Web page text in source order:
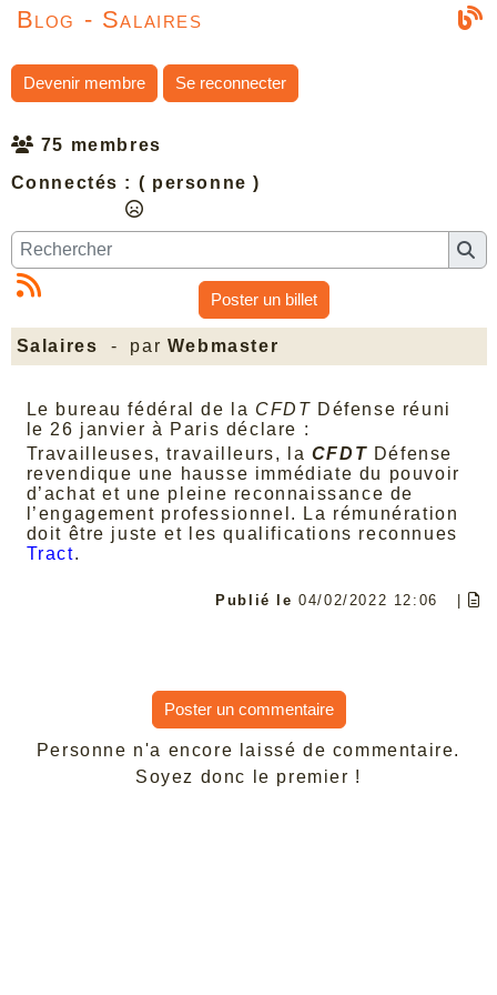
Blog - Salaires
Devenir membre Se reconnecter
75 membres
Connectés : ( personne )
Poster un billet
Salaires - par Webmaster
Le bureau fédéral de la CFDT Défense réuni
le 26 janvier à Paris déclare :
Travailleuses, travailleurs, la CFDT Défense
revendique une hausse immédiate du pouvoir
d’achat et une pleine reconnaissance de
l’engagement professionnel. La rémunération
doit être juste et les qualifications reconnues
Tract.
Publié le04/02/2022 12:06 |
Poster un commentaire
Personne n'a encore laissé de commentaire.
Soyez donc le premier !